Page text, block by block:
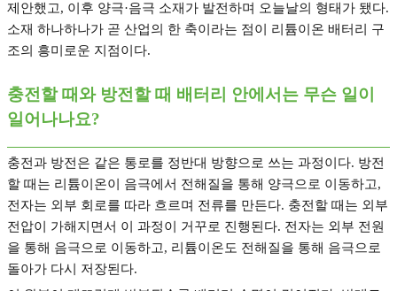
제안했고, 이후 양극·음극 소재가 발전하며 오늘날의 형태가 됐다.
소재 하나하나가 곧 산업의 한 축이라는 점이 리튬이온 배터리 구
조의 흥미로운 지점이다.
충전할 때와 방전할 때 배터리 안에서는 무슨 일이
일어나나요?
충전과 방전은 같은 통로를 정반대 방향으로 쓰는 과정이다. 방전
할 때는 리튬이온이 음극에서 전해질을 통해 양극으로 이동하고,
전자는 외부 회로를 따라 흐르며 전류를 만든다. 충전할 때는 외부
전압이 가해지면서 이 과정이 거꾸로 진행된다. 전자는 외부 전원
을 통해 음극으로 이동하고, 리튬이온도 전해질을 통해 음극으로
돌아가 다시 저장된다.